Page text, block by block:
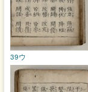
39ウ